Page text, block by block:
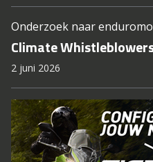
Onderzoek naar
Climate
2 juni 2026